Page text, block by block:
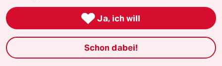
@Sven Günther:
Ich verstehe Sie so, dass Sie der
Haupthese Herrn Salzborns, 9/11 war
ein antisemitischer Anschlag, auch
nicht zustimmen.
Das mit dem "freier" ist natürlich
 Ja, ich will
Schon dabei!